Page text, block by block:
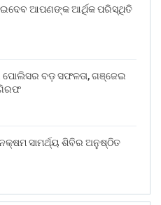
ଆପଣଙ୍କ ଆର୍ଥିକ ପରିସ୍ଥିତି
ବଡ଼ ସଫଳତା, ଗଞ୍ଜେଇ
ଗିରଫ
ସାମର୍ଥ୍ୟ ଶିବିର ଅନୁଷ୍ଠିତ